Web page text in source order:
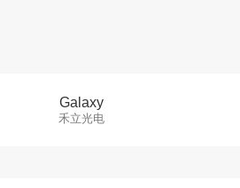
Galaxy
禾立光电